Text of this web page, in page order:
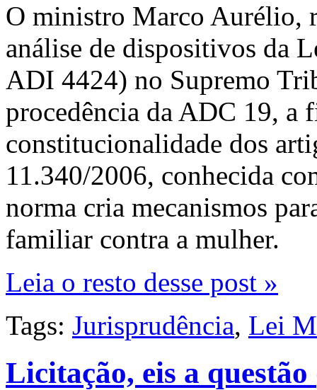
O ministro Marco Aurélio,
análise de dispositivos da
ADI 4424) no Supremo
procedência da ADC 19, a
constitucionalidade dos
11.340/2006, conhecida
norma cria mecanismos
familiar contra a mulher.
Leia o resto desse post »
Tags: Jurisprudência, Lei
Licitação, eis a